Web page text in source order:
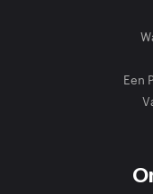
Een